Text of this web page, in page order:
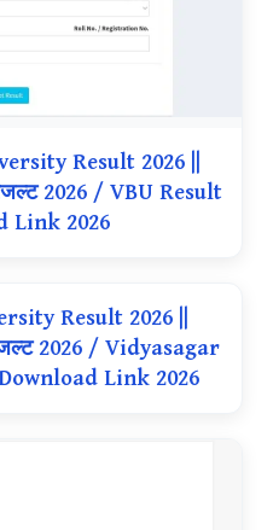
Result 2026 ||
रिजल्ट 2026 / VBU Result
Link 2026
Result 2026 ||
रिजल्ट 2026 / Vidyasagar
Link 2026